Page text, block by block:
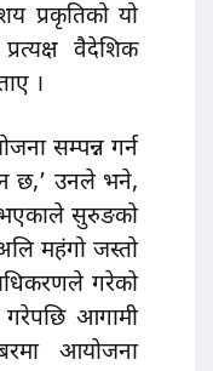
प्रकृतिको यो
वैदेशिक
।
सम्पन्न गर्न
छ,’ उनले भने,
सुरुङको
महंगो जस्तो
गरेको
गरेपछि आगामी
आयोजना